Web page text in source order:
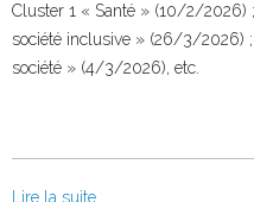
Cluster 1 « Santé » (10/2/2026)
société inclusive » (26/3/2026)
société » (4/3/2026), etc.
Lire la suite